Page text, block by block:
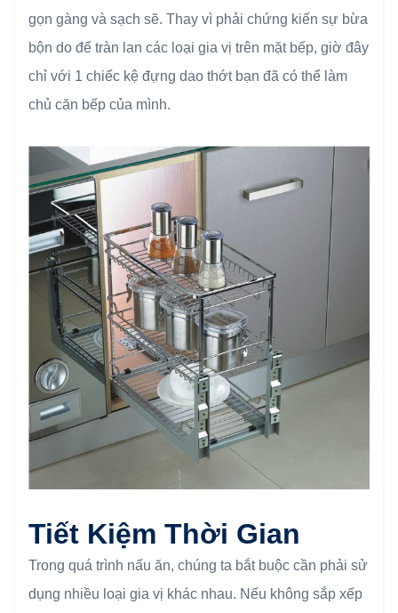
gọn gàng và sạch sẽ. Thay vì phải chứng kiến sự bừa
bộn do để tràn lan các loại gia vị trên mặt bếp, giờ đây
chỉ với 1 chiếc kệ đựng dao thớt bạn đã có thể làm
chủ căn bếp của mình.
Tiết Kiệm Thời Gian
Trong quá trình nấu ăn, chúng ta bắt buộc cần phải sử
dụng nhiều loại gia vị khác nhau. Nếu không sắp xếp